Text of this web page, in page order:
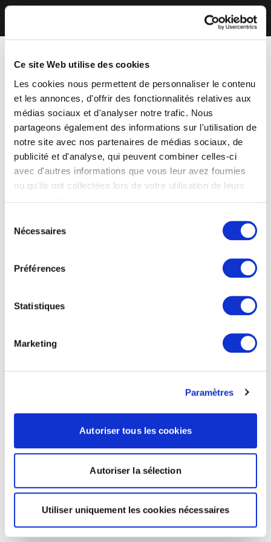
Ce site Web utilise des cookies
Les cookies nous permettent de personnaliser le contenu
et les annonces, d'offrir des fonctionnalités relatives aux
médias sociaux et d'analyser notre trafic. Nous
partageons également des informations sur l'utilisation de
notre site avec nos partenaires de médias sociaux, de
publicité et d'analyse, qui peuvent combiner celles-ci
avec d'autres informations que vous leur avez fournies
ou qu'ils ont collectées lors de votre utilisation de leurs
Nécessaires
Préférences
Statistiques
Marketing
Paramètres
Autoriser tous les cookies
Autoriser la sélection
Utiliser uniquement les cookies nécessaires